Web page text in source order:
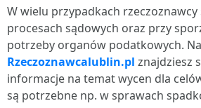
W wielu przypadkach
procesach sądowych oraz przy
potrzeby organów podatkowych. Na
Rzeczoznawcalublin.pl znajdziesz
informacje na temat wycen dla
są potrzebne np. w sprawach